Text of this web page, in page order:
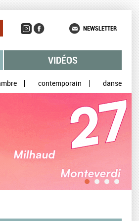
NEWSLETTER
VIDÉOS
contemporain danse